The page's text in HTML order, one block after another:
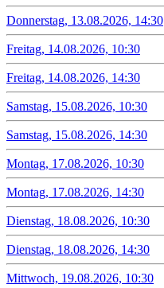
Donnerstag, 13.08.2026, 14:30
Freitag, 14.08.2026, 10:30
Freitag, 14.08.2026, 14:30
Samstag, 15.08.2026, 10:30
Samstag, 15.08.2026, 14:30
Montag, 17.08.2026, 10:30
Montag, 17.08.2026, 14:30
Dienstag, 18.08.2026, 10:30
Dienstag, 18.08.2026, 14:30
Mittwoch, 19.08.2026, 10:30